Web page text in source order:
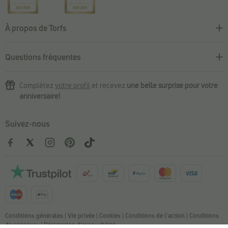
À propos de Torfs
Questions fréquentes
Complétez votre profil et recevez une belle surprise pour votre
anniversaire!
Suivez-nous
Conditions générales Vie privée Cookies Conditions de l'action
Conditions
de concours|Déclaration d’accessibilité